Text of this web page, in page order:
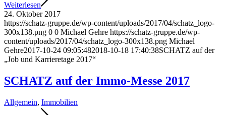
Weiterlesen
24. Oktober 2017
https://schatz-gruppe.de/wp-content/uploads/2017/04/schatz_logo-
300x138.png 0 0 Michael Gehre https://schatz-gruppe.de/wp-
content/uploads/2017/04/schatz_logo-300x138.png Michael
Gehre2017-10-24 09:05:482018-10-18 17:40:38SCHATZ auf der
„Job und Karrieretage 2017“
SCHATZ auf der Immo-Messe 2017
Allgemein, Immobilien